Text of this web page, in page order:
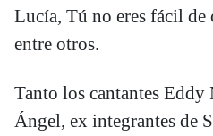
Lucía, Tú no eres fácil
entre otros.
Tanto los cantantes
Ángel, ex integrantes de